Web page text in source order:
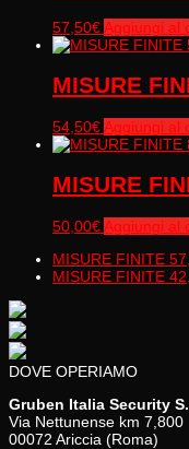
57,50€ Aggiungi al
MISURE
54,50€ Aggiungi al
MISURE
50,00€ Aggiungi al
MISURE FINITE
MISURE FINITE
DOVE OPERIAMO
Gruben Italia Security
Via Nettunense km 7,800
00072 Ariccia (Roma)